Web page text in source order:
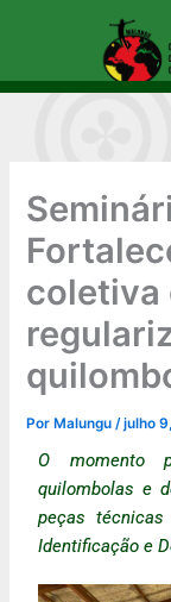
conteúdo
coletiva
Por Malungu/julho
O momento
quilombolas e
peças
Identificação e